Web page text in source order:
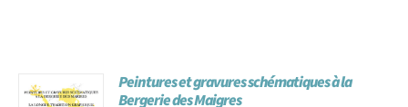
Peintures et gravures schématiques à la
Bergerie des Maigres